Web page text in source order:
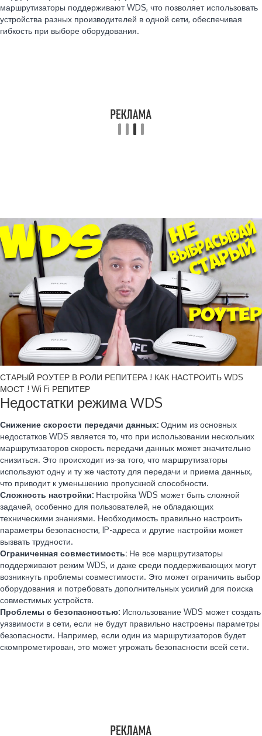
маршрутизаторы поддерживают WDS, что позволяет использовать
устройства разных производителей в одной сети, обеспечивая
гибкость при выборе оборудования.
СТАРЫЙ РОУТЕР В РОЛИ РЕПИТЕРА ! КАК НАСТРОИТЬ WDS
МОСТ ! Wi Fi РЕПИТЕР
Недостатки режима WDS
Снижение скорости передачи данных: Одним из основных
недостатков WDS является то, что при использовании нескольких
маршрутизаторов скорость передачи данных может значительно
снизиться. Это происходит из-за того, что маршрутизаторы
используют одну и ту же частоту для передачи и приема данных,
что приводит к уменьшению пропускной способности.
Сложность настройки: Настройка WDS может быть сложной
задачей, особенно для пользователей, не обладающих
техническими знаниями. Необходимость правильно настроить
параметры безопасности, IP-адреса и другие настройки может
вызвать трудности.
Ограниченная совместимость: Не все маршрутизаторы
поддерживают режим WDS, и даже среди поддерживающих могут
возникнуть проблемы совместимости. Это может ограничить выбор
оборудования и потребовать дополнительных усилий для поиска
совместимых устройств.
Проблемы с безопасностью: Использование WDS может создать
уязвимости в сети, если не будут правильно настроены параметры
безопасности. Например, если один из маршрутизаторов будет
скомпрометирован, это может угрожать безопасности всей сети.